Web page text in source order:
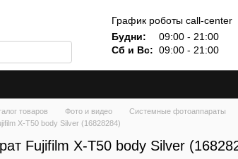
График роботы call-center
Будни:
09:00 - 21:00
Сб и Вс: 09:00 - 21:00
товаров Фото и видео
Системные фотоаппараты
X-T50 body Silver (16828284)
Fujifilm X-T50 body Silver